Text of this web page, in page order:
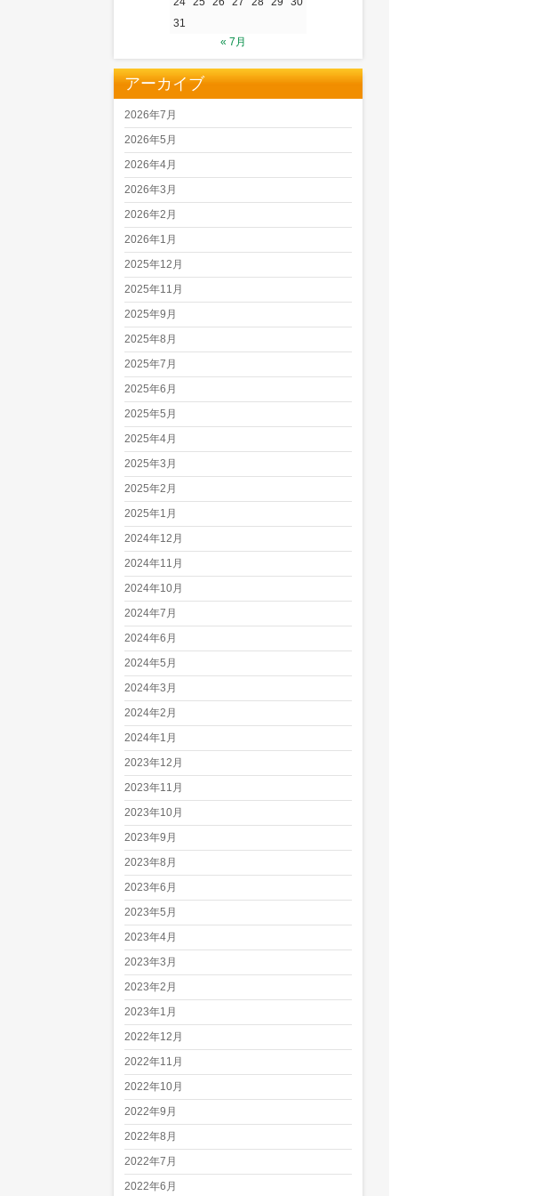
31
« 7月
アーカイブ
2026年7月
2026年5月
2026年4月
2026年3月
2026年2月
2026年1月
2025年12月
2025年11月
2025年9月
2025年8月
2025年7月
2025年6月
2025年5月
2025年4月
2025年3月
2025年2月
2025年1月
2024年12月
2024年11月
2024年10月
2024年7月
2024年6月
2024年5月
2024年3月
2024年2月
2024年1月
2023年12月
2023年11月
2023年10月
2023年9月
2023年8月
2023年6月
2023年5月
2023年4月
2023年3月
2023年2月
2023年1月
2022年12月
2022年11月
2022年10月
2022年9月
2022年8月
2022年7月
2022年6月